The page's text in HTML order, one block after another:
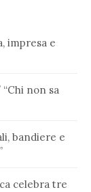
impresa e
non sa
bandiere e
celebra tre